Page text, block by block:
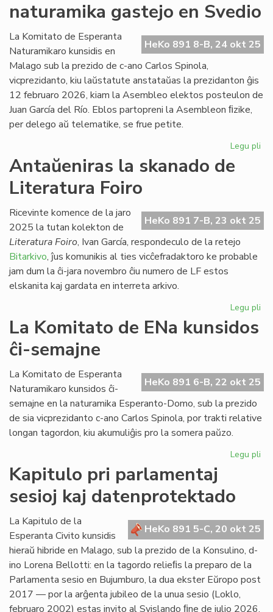
naturamika gastejo en Svedio
HeKo 891 8-B, 24 okt 25
La Komitato de Esperanta
Naturamikaro kunsidis en
Malago sub la prezido de c-ano Carlos Spinola,
vicprezidanto, kiu laŭstatute anstataŭas la prezidanton ĝis
12 februaro 2026, kiam la Asembleo elektos posteulon de
Juan García del Río. Eblos partopreni la Asembleon ﬁzike,
per delego aŭ telematike, se frue petite.
Legu pli
Antaŭeniras la skanado de
Literatura Foiro
HeKo 891 7-B, 23 okt 25
Ricevinte komence de la jaro
2025 la tutan kolekton de
Literatura Foiro, Ivan García, respondeculo de la retejo
Bitarkivo, ĵus komunikis al ties vicĉefradaktoro ke probable
jam dum la ĉi-jara novembro ĉiu numero de LF estos
elskanita kaj gardata en interreta arkivo.
Legu pli
La Komitato de ENa kunsidos
ĉi-semajne
HeKo 891 6-B, 22 okt 25
La Komitato de Esperanta
Naturamikaro kunsidos ĉi-
semajne en la naturamika Esperanto-Domo, sub la prezido
de sia vicprezidanto c-ano Carlos Spinola, por trakti relative
longan tagordon, kiu akumuliĝis pro la somera paŭzo.
Legu pli
Kapitulo pri parlamentaj
sesioj kaj datenprotektado
HeKo 891 5-C, 20 okt 25
La Kapitulo de la
Esperanta Civito kunsidis
hieraŭ hibride en Malago, sub la prezido de la Konsulino, d-
ino Lorena Bellotti: en la tagordo relieﬁs la preparo de la
Parlamenta sesio en Bujumburo, la dua ekster Eŭropo post
2017 — por la arĝenta jubileo de la unua sesio (Loklo,
februaro 2002) estas invito al Svislando ﬁne de julio 2026,